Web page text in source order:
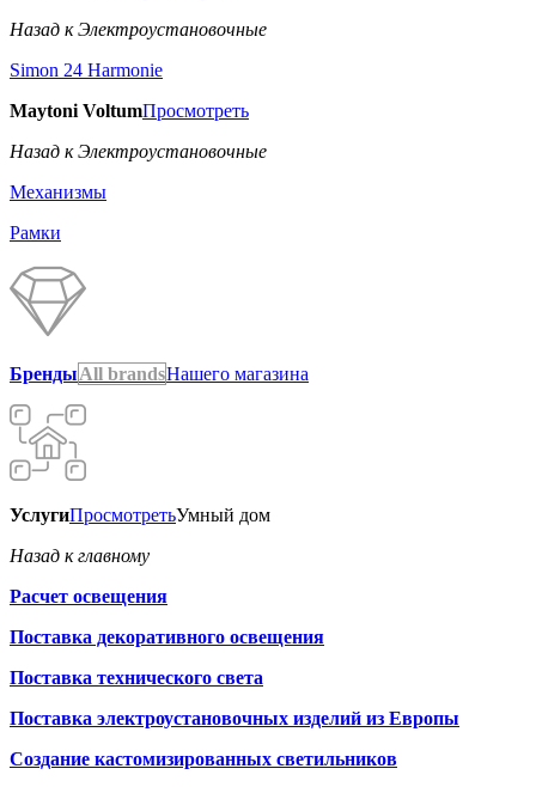
Назад к Электроустановочные
Simon 24 Harmonie
Maytoni VoltumПросмотреть
Назад к Электроустановочные
Механизмы
Рамки
БрендыAll brandsНашего магазина
УслугиПросмотретьУмный дом
Назад к главному
Расчет освещения
Поставка декоративного освещения
Поставка технического света
Поставка электроустановочных изделий из Европы
Создание кастомизированных светильников